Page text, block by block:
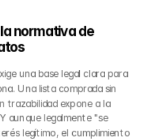
normativa de
una base legal clara para
Una lista comprada sin
trazabilidad expone a la
aunque legalmente "se
legítimo, el cumplimiento